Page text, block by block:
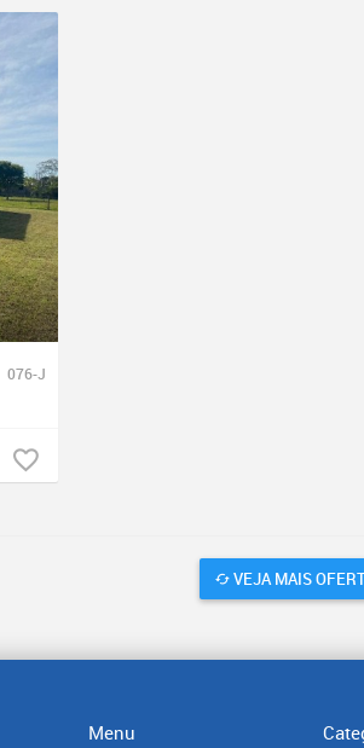
076-J
VEJA MAIS
Menu